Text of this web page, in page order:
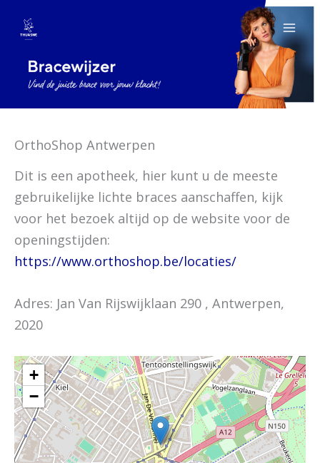
naar
inhoud
OrthoShop Antwerpen
Dit is een apotheek, hier kunt u de meeste
gebruikelijke lichte braces aanschaffen, kijk
voor het bezoek altijd op de website voor de
openingstijden:
https://www.orthoshop.be/locaties/
Adres: Jan Van Rijswijklaan 290 , Antwerpen,
2020
+
−